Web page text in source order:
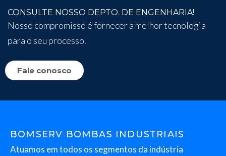
CONSULTE NOSSO DEPTO. DE ENGENHARIA!
Nosso compromisso é fornecer a melhor tecnologia
para o seu processo.
Fale conosco
BOMSERV BOMBAS INDUSTRIAIS
Atuamos em todos os segmentos da indústria